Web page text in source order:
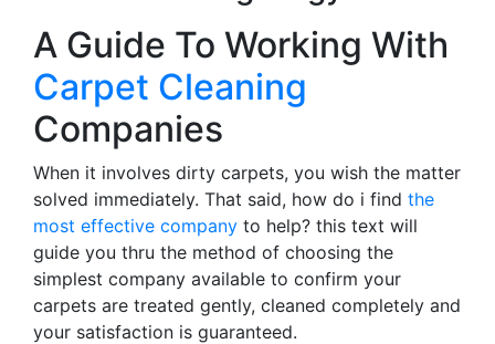
A Guide To Working With
Carpet Cleaning
Companies
When it involves dirty carpets, you wish the matter
solved immediately. That said, how do i find the
most effective company to help? this text will
guide you thru the method of choosing the
simplest company available to confirm your
carpets are treated gently, cleaned completely and
your satisfaction is guaranteed.